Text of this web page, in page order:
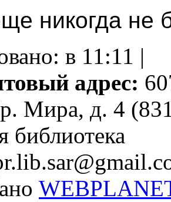
никогда
в 11:11 |
адрес:
Мира, д. 4
библиотека